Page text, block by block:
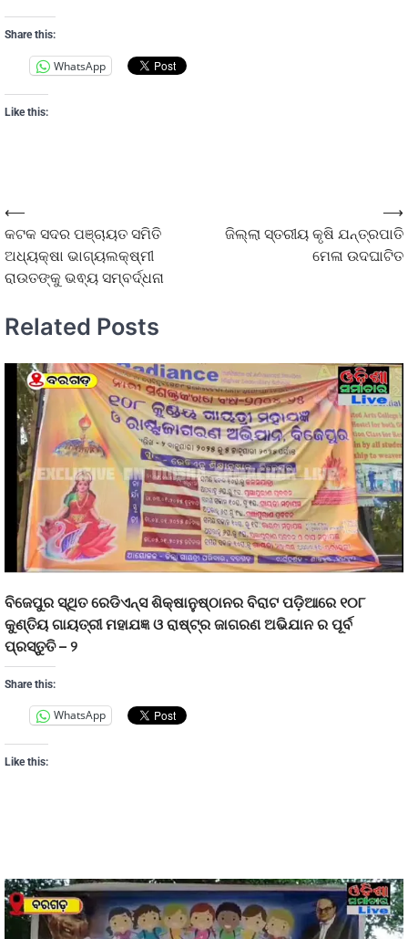
Share this:
WhatsApp
Like this:
⟵
କଟକ ସଦର ପଞ୍ଚାୟତ ସମିତି
ଅଧ୍ୟକ୍ଷା ଭାଗ୍ୟଲକ୍ଷ୍ମୀ
ରାଉତଙ୍କୁ ଭଵ୍ୟ ସମ୍ବର୍ଦ୍ଧନା
ଜିଲ୍ଲା ସ୍ତରୀୟ କୃଷି ଯନ୍ତ୍ରପାତି
ମେଳା ଉଦଘାଟିତ
⟶
Related Posts
ବିଜେପୁର ସ୍ଥିତ ରେଡିଏନ୍ସ ଶିକ୍ଷାନୁଷ୍ଠାନର ବିରାଟ ପଡ଼ିଆରେ ୧୦୮
କୁଣ୍ତିୟ ଗାୟତ୍ରୀ ମହାଯଜ୍ଞ ଓ ରାଷ୍ଟ୍ର ଜାଗରଣ ଅଭିଯାନ ର ପୂର୍ବ
ପ୍ରସ୍ତୁତି – ୨
Share this:
WhatsApp
Like this: